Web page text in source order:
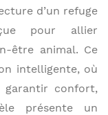
d’un refuge
pour allier
être animal. Ce
intelligente, où
garantir confort,
présente un